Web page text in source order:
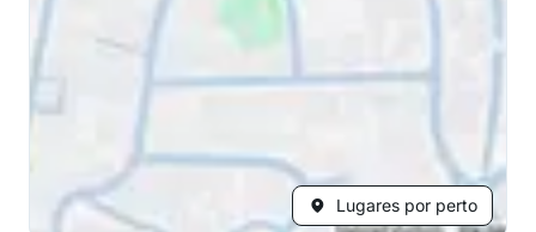
Lugares por perto